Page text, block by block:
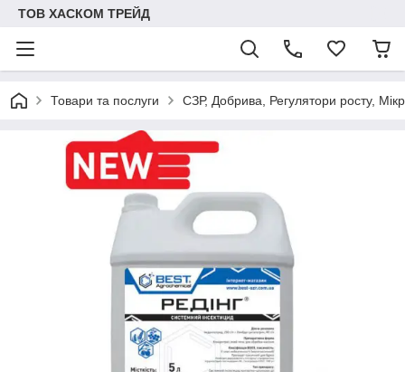
ТОВ ХАСКОМ ТРЕЙД
Товари та послуги СЗР, Добрива, Регулятори росту,